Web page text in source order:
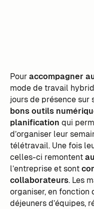
Pouraccompagner
mode de travail
jours de présence sur
bons outils
planification qui
d’organiser leur
télétravail. Une fois
celles-ci remontent
l’entreprise et sont
collaborateurs. Les
organiser, en fonction
déjeuners d’équipes,